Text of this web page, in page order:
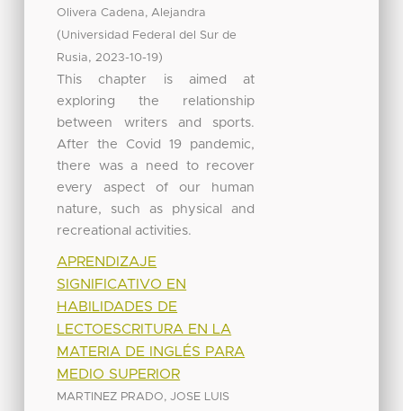
Olivera Cadena, Alejandra
(Universidad Federal del Sur de
Rusia, 2023-10-19)
This chapter is aimed at
exploring the relationship
between writers and sports.
After the Covid 19 pandemic,
there was a need to recover
every aspect of our human
nature, such as physical and
recreational activities.
APRENDIZAJE
SIGNIFICATIVO EN
HABILIDADES DE
LECTOESCRITURA EN LA
MATERIA DE INGLÉS PARA
MEDIO SUPERIOR
MARTINEZ PRADO, JOSE LUIS